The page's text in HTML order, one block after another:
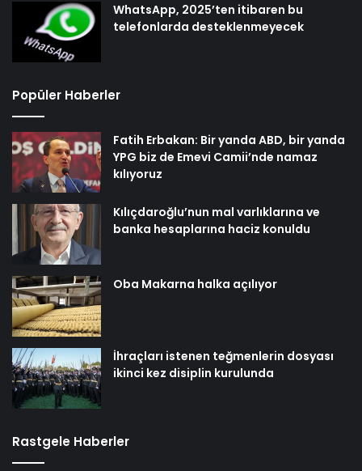
WhatsApp, 2025’ten itibaren bu
telefonlarda desteklenmeyecek
Popüler Haberler
Fatih Erbakan: Bir yanda ABD, bir yanda
YPG biz de Emevi Camii’nde namaz
kılıyoruz
Kılıçdaroğlu’nun mal varlıklarına ve
banka hesaplarına haciz konuldu
Oba Makarna halka açılıyor
İhraçları istenen teğmenlerin dosyası
ikinci kez disiplin kurulunda
Rastgele Haberler